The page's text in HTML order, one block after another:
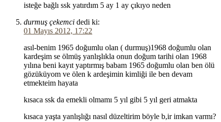
isteğe bağlı ssk yatırdım 5 ay 1 ay çıkıyo neden
durmuş çekemci dedi ki:
01 Mayıs 2012, 17:22
asıl-benim 1965 doğumlu olan ( durmuş)1968 doğumlu olan
kardeşim se ölmüş yanlışlıkla onun doğum tarihi olan 1968
yılına beni kayıt yaptırmış babam 1965 doğumlu olan ben ölü
gözüküyom ve ölen k ardeşimin kimliği ile ben devam
etmekteim hayata
kısaca ssk da emekli olmamı 5 yıl gibi 5 yıl geri atmakta
kısaca yaşta yanlışlığı nasıl düzeltirim böyle b,ir imkan varmı?